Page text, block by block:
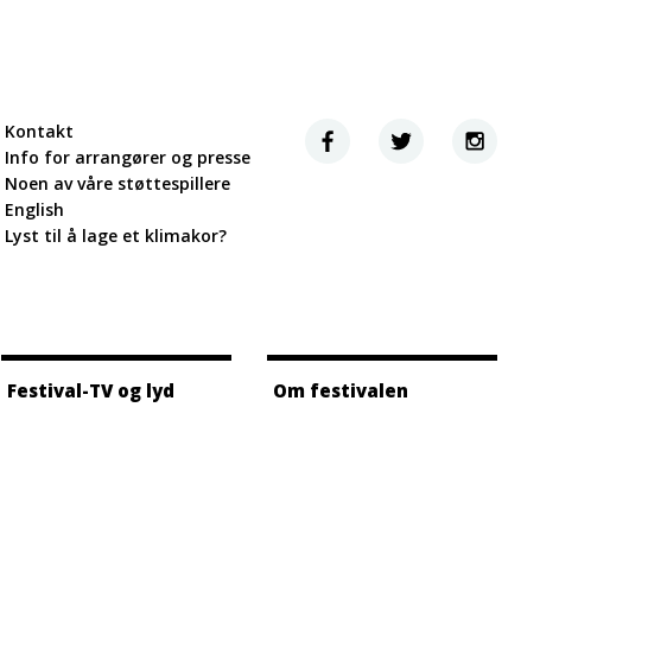
Kontakt
Info for arrangører og presse
Noen av våre støttespillere
English
Lyst til å lage et klimakor?
Festival-TV og lyd Om festivalen